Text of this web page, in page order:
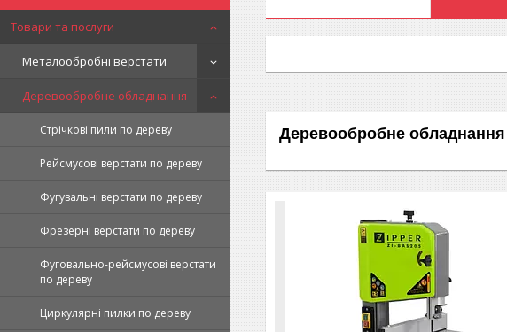
Товари та послуги
Металообробні верстати
Деревообробне обладнання
Стрічкові пили по дереву
Рейсмусові верстати по дереву
Фугувальні верстати по дереву
Фрезерні верстати по дереву
Фуговально-рейсмусові верстати
по дереву
Циркулярні пилки по дереву
Деревообробне обладнання